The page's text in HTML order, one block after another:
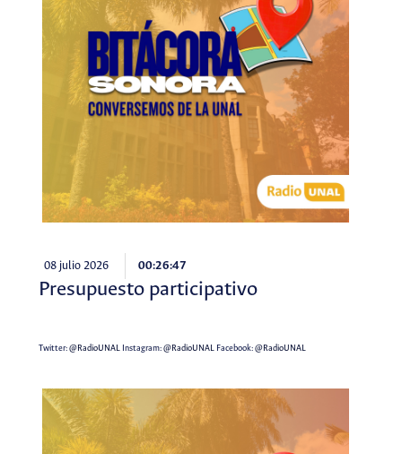
08 julio 2026 00:26:47
Presupuesto participativo
Twitter:@RadioUNALInstagram:@RadioUNALFacebook:@RadioUNAL